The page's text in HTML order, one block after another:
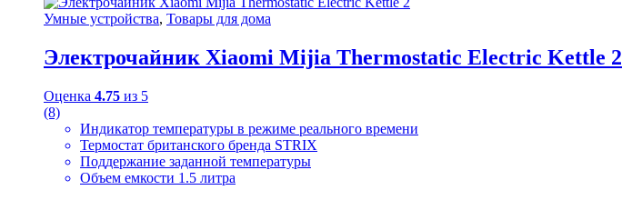
Умные устройства, Товары для дома
Электрочайник Xiaomi Mijia Thermostatic Electric Kettle 2
Оценка 4.75 из 5
(8)
Индикатор температуры в режиме реального времени
Термостат британского бренда STRIX
Поддержание заданной температуры
Объем емкости 1.5 литра